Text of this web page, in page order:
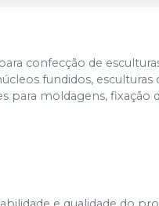
confecção de
fundidos, esculturas
para moldagens,